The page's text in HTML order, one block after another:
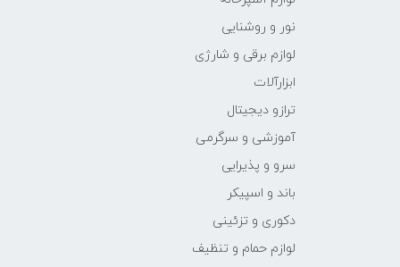
نور و روشنایی
لوازم برقی و شارژی
ابزارآلات
ترازو دیجیتال
آموزشی و سرگرمی
سرو و پذیرایی
باند و اسپیکر
دکوری و تزئینی
لوازم حمام و تنظیف